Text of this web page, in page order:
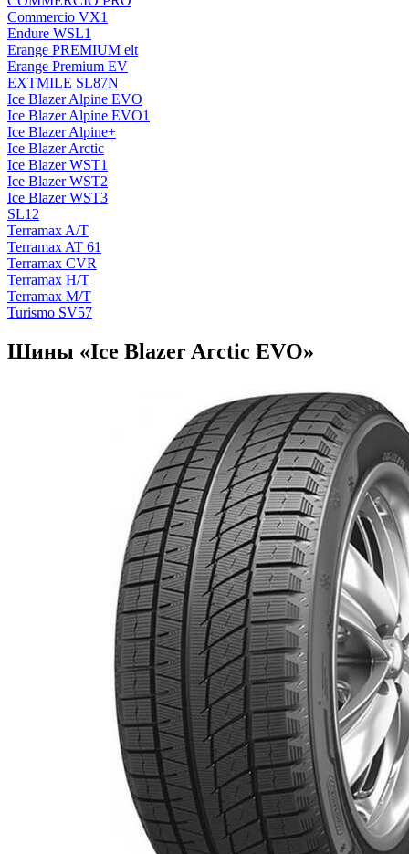
Commercio VX1
Endure WSL1
Erange PREMIUM elt
Erange Premium EV
EXTMILE SL87N
Ice Blazer Alpine EVO
Ice Blazer Alpine EVO1
Ice Blazer Alpine+
Ice Blazer Arctic
Ice Blazer WST1
Ice Blazer WST2
Ice Blazer WST3
SL12
Terramax A/T
Terramax AT 61
Terramax CVR
Terramax H/T
Terramax М/T
Turismo SV57
Шины «Ice Blazer Arctic EVO»